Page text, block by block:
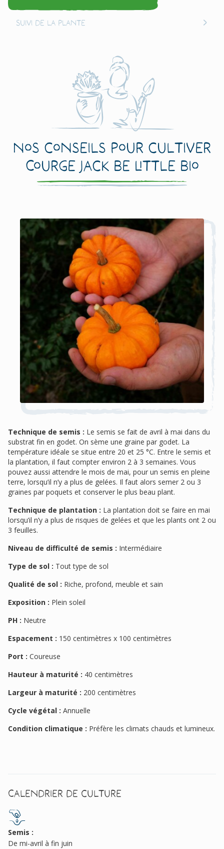
Suivi de la plante
Nos conseils pour cultiver
Courge Jack Be Little Bio
Technique de semis : Le semis se fait de avril à mai dans du
substrat fin en godet. On sème une graine par godet. La
température idéale se situe entre 20 et 25 °C. Entre le semis et
la plantation, il faut compter environ 2 à 3 semaines. Vous
pouvez aussi attendre le mois de mai, pour un semis en pleine
terre, lorsqu’il n’y a plus de gelées. Il faut alors semer 2 ou 3
graines par poquets et conserver le plus beau plant.
Technique de plantation : La plantation doit se faire en mai
lorsqu’il n’y a plus de risques de gelées et que les plants ont 2 ou
3 feuilles.
Niveau de difficulté de semis : Intermédiaire
Type de sol : Tout type de sol
Qualité de sol : Riche, profond, meuble et sain
Exposition : Plein soleil
PH : Neutre
Espacement : 150 centimètres x 100 centimètres
Port : Coureuse
Hauteur à maturité : 40 centimètres
Largeur à maturité : 200 centimètres
Cycle végétal : Annuelle
Condition climatique : Préfère les climats chauds et lumineux.
Calendrier de culture
Semis :
De mi-avril à fin juin